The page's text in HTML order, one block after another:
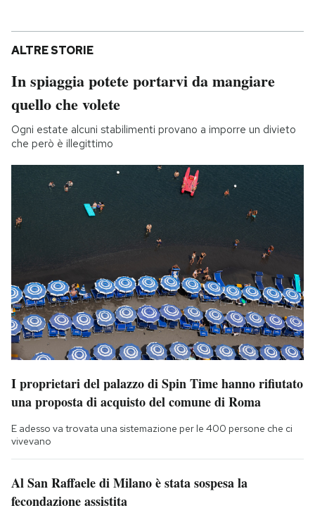
ALTRE STORIE
In spiaggia potete portarvi da mangiare
quello che volete
Ogni estate alcuni stabilimenti provano a imporre un divieto
che però è illegittimo
I proprietari del palazzo di Spin Time hanno rifiutato
una proposta di acquisto del comune di Roma
E adesso va trovata una sistemazione per le 400 persone che ci
vivevano
Al San Raffaele di Milano è stata sospesa la
fecondazione assistita